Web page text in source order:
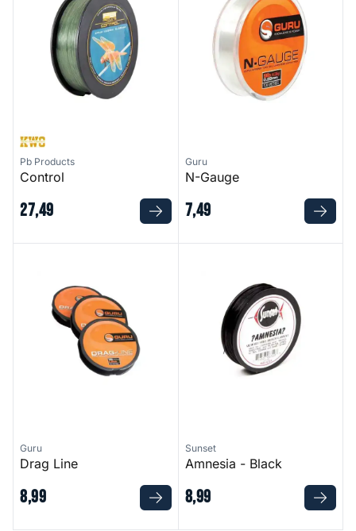
Pb Products
Control
27,49
Guru
N-Gauge
7,49
Guru
Drag Line
8,99
Sunset
Amnesia - Black
8,99